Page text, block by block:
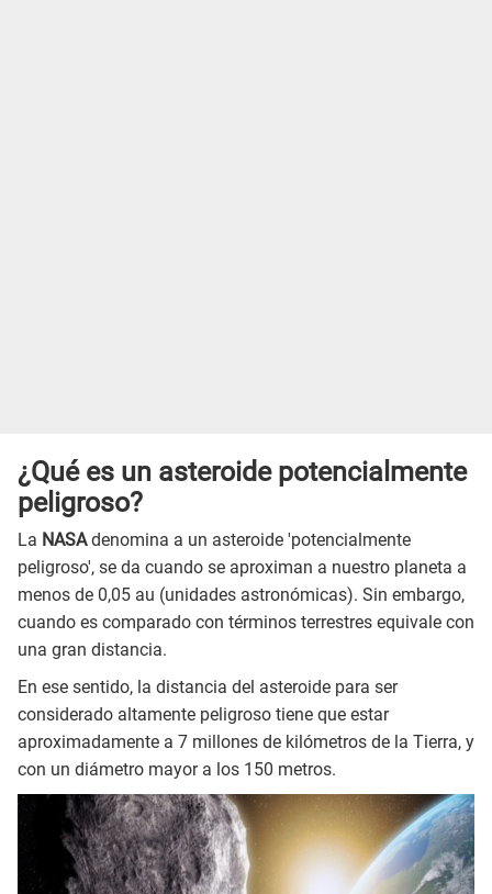
¿Qué es un asteroide potencialmente
peligroso?
La NASAdenomina a un asteroide 'potencialmente
peligroso', se da cuando se aproximan a nuestro planeta a
menos de 0,05 au (unidades astronómicas). Sin embargo,
cuando es comparado con términos terrestres equivale con
una gran distancia.
En ese sentido, la distancia del asteroide para ser
considerado altamente peligroso tiene que estar
aproximadamente a 7 millones de kilómetros de la Tierra, y
con un diámetro mayor a los 150 metros.